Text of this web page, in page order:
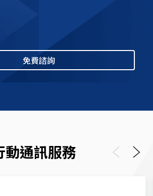
免費諮詢
動通訊服務 PreviousNext